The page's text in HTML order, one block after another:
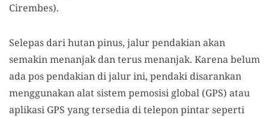
Cirembes).
Selepas dari hutan pinus, jalurpendakianakan
semakin menanjak dan terus menanjak. Karena belum
ada pos pendakian di jalur ini, pendaki disarankan
menggunakan alatsistem pemosisi global (GPS) atau
aplikasi GPS yang tersedia ditelepon pintar seperti